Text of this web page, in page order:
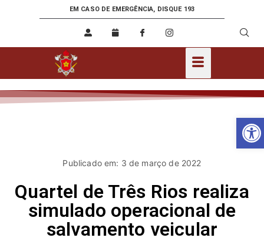
EM CASO DE EMERGÊNCIA, DISQUE 193
Publicado em: 3 de março de 2022
Quartel de Três Rios realiza
simulado operacional de
salvamento veicular